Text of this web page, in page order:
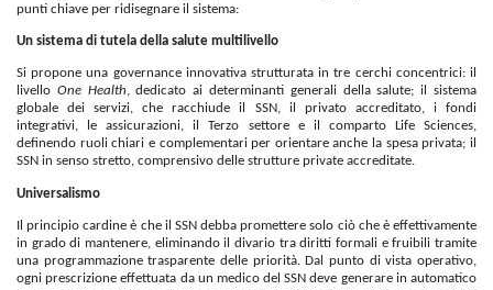
punti chiave per ridisegnare il sistema:
Un sistema di tutela della salute multilivello
Si propone una governance innovativa strutturata in tre cerchi concentrici: il
livello One Health, dedicato ai determinanti generali della salute; il sistema
globale dei servizi, che racchiude il SSN, il privato accreditato, i fondi
integrativi, le assicurazioni, il Terzo settore e il comparto Life Sciences,
definendo ruoli chiari e complementari per orientare anche la spesa privata; il
SSN in senso stretto, comprensivo delle strutture private accreditate.
Universalismo
Il principio cardine è che il SSN debba promettere solo ciò che è effettivamente
in grado di mantenere, eliminando il divario tra diritti formali e fruibili tramite
una programmazione trasparente delle priorità. Dal punto di vista operativo,
ogni prescrizione effettuata da un medico del SSN deve generare in automatico